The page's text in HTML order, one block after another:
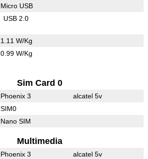
Micro USB
USB 2.0
1.11 W/Kg
0.99 W/Kg
Sim Card 0
Phoenix 3 alcatel 5v
SIM0
Nano SIM
Multimedia
Phoenix 3 alcatel 5v